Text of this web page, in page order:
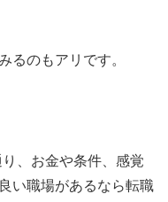
るのもアリです。
、お金や条件、感覚
い職場があるなら転職